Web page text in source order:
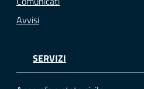
Avvisi
SERVIZI